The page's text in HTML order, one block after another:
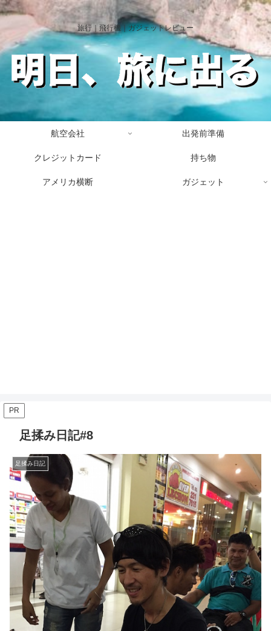
旅行｜飛行機｜ガジェットレビュー
航空会社 出発前準備
クレジットカード 持ち物
アメリカ横断 ガジェット
PR
足揉み日記#8
足揉み日記